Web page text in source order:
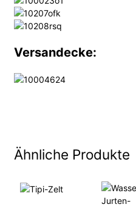
Versandecke:
Ähnliche Produkte